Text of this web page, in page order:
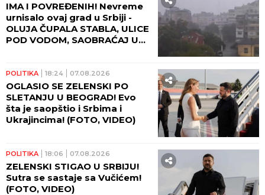
IMA I POVREĐENIH! Nevreme
urnisalo ovaj grad u Srbiji -
OLUJA ČUPALA STABLA, ULICE
POD VODOM, SAOBRAĆAJ U
POLITIKA 18:24 07.08.2026
OGLASIO SE ZELENSKI PO
SLETANJU U BEOGRAD! Evo
šta je saopštio i Srbima i
Ukrajincima! (FOTO, VIDEO)
POLITIKA 18:06 07.08.2026
ZELENSKI STIGAO U SRBIJU!
Sutra se sastaje sa Vučićem!
(FOTO, VIDEO)